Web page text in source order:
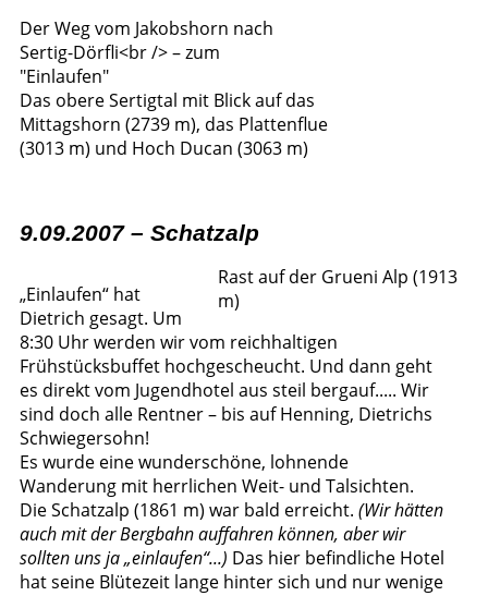
Der Weg vom Jakobshorn nach
Sertig-Dörfli<br /> – zum
"Einlaufen"
Das obere Sertigtal mit Blick auf das
Mittagshorn (2739 m), das Plattenflue
(3013 m) und Hoch Ducan (3063 m)
9.09.2007 – Schatzalp
Rast auf der Grueni Alp (1913
m)
„Einlaufen“ hat
Dietrich gesagt. Um
8:30 Uhr werden wir vom reichhaltigen
Frühstücksbuffet hochgescheucht. Und dann geht
es direkt vom Jugendhotel aus steil bergauf..... Wir
sind doch alle Rentner – bis auf Henning, Dietrichs
Schwiegersohn!
Es wurde eine wunderschöne, lohnende
Wanderung mit herrlichen Weit- und Talsichten.
Die Schatzalp (1861 m) war bald erreicht. (Wir hätten
auch mit der Bergbahn auffahren können, aber wir
sollten uns ja „einlaufen“...) Das hier befindliche Hotel
hat seine Blütezeit lange hinter sich und nur wenige